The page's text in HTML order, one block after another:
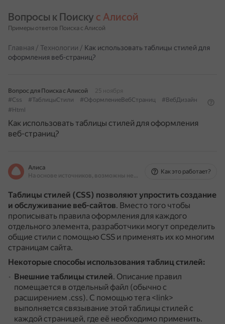
Вопросы к Поиску с Алисой
Примеры ответов Поиска с Алисой
Главная / Технологии / Как использовать таблицы стилей для
оформления веб-страниц?
Вопрос для Поиска с Алисой
25 ноября
#Css
#ТаблицыСтили #ОформлениеВебСтраниц
#ВебДизайн
#Html
Как использовать таблицы стилей для оформления
веб-страниц?
Алиса
На основе источников, возможны неточности
Как это работает?
Таблицы стилей (CSS) позволяют упростить создание
и обслуживание веб-сайтов. Вместо того чтобы
прописывать правила оформления для каждого
отдельного элемента, разработчики могут определить
общие стили с помощью CSS и применять их ко многим
страницам сайта.
Некоторые способы использования таблиц стилей:
Внешние таблицы стилей. Описание правил
помещается в отдельный файл (обычно с
расширением .css). С помощью тега <link>
выполняется связывание этой таблицы стилей с
каждой страницей, где её необходимо применить.